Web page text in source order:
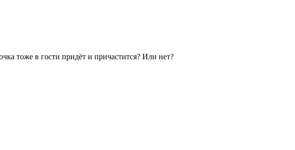
тоже в гости придёт и причастится? Или нет?